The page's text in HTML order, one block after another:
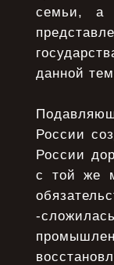
семьи, а
данной
России
России
с той же
-